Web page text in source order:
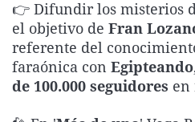
👉 Difundir los misterios
el objetivo de Fran
referente del
faraónica con Egipteando
de 100.000 seguidores en